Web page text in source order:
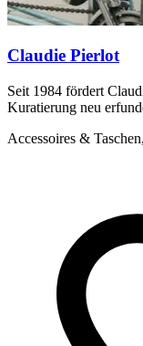
Claudie Pierlot
Seit 1984 fördert
Kuratierung neu
Accessoires &